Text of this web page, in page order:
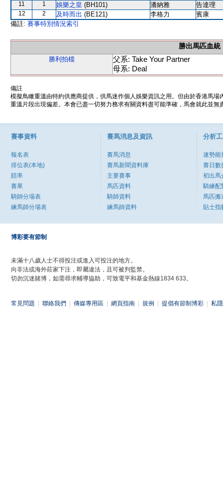
11 1 娛樂之皇 (BH101) 潘納雅 告達理
12 2 及時而出 (BE121) 李格力
賓康
備註: 賽事特別情況索引
勝出馬匹血統
勝利拍檔
父系: Take Your Partner
母系: Deal
備註
模擬鳥瞰重溫由特約供應商提供，供馬迷作個人娛樂資訊之用。但由於香港馬
重溫片段出現偏差。本會已盡一切努力務求有關資料盡可能準確，馬會就此並
賽事資料
報名表
排位表(本地)
賠率
賽果
騎師分場表
練馬師分場表
賽馬消息及資訊
賽馬消息
賽馬新聞資料庫
主要賽事
馬匹資料
騎師資料
練馬師資料
分析
速勢能
賽日數
初出馬
騎練配
馬匹搬
貼士指
博彩要有節制
未滿十八歲人士不得投注或進入可投注的地方。
向非法或海外莊家下注，即屬違法，且可被判監禁。
切勿沉迷賭博，如需尋求輔導協助，可致電平和基金熱線1834 633。
常見問題 聯絡我們 傳媒專用區 網頁指南 規例 提倡有節制博彩 私